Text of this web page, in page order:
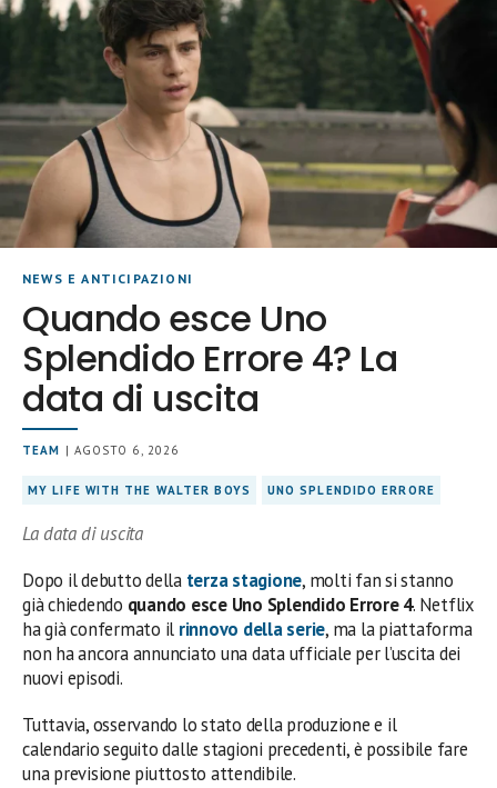
NEWS E ANTICIPAZIONI
Quando esce Uno
Splendido Errore 4? La
data di uscita
TEAM | AGOSTO 6, 2026
MY LIFE WITH THE WALTER BOYS UNO SPLENDIDO ERRORE
La data di uscita
Dopo il debutto della terza stagione, molti fan si stanno
già chiedendo quando esce Uno Splendido Errore 4. Netflix
ha già confermato il rinnovo della serie, ma la piattaforma
non ha ancora annunciato una data ufficiale per l’uscita dei
nuovi episodi.
Tuttavia, osservando lo stato della produzione e il
calendario seguito dalle stagioni precedenti, è possibile fare
una previsione piuttosto attendibile.